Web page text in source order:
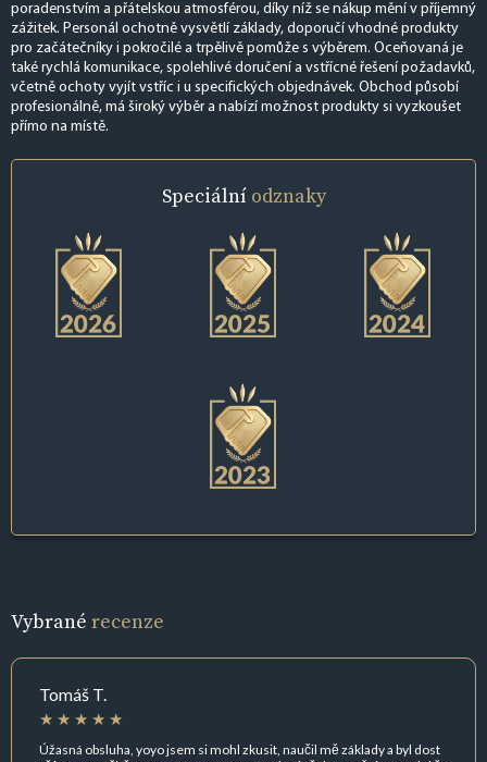
poradenstvím a přátelskou atmosférou, díky níž se nákup mění v příjemný
zážitek. Personál ochotně vysvětlí základy, doporučí vhodné produkty
pro začátečníky i pokročilé a trpělivě pomůže s výběrem. Oceňovaná je
také rychlá komunikace, spolehlivé doručení a vstřícné řešení požadavků,
včetně ochoty vyjít vstříc i u specifických objednávek. Obchod působí
profesionálně, má široký výběr a nabízí možnost produkty si vyzkoušet
přímo na místě.
Speciální odznaky
Vybrané recenze
Tomáš T.
Úžasná obsluha, yoyo jsem si mohl zkusit, naučil mě základy a byl dost